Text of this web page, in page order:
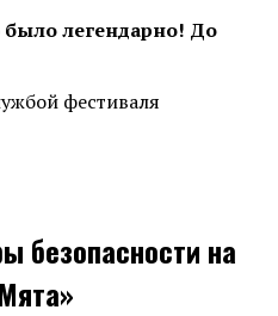
было легендарно! До
фестиваля
безопасности на